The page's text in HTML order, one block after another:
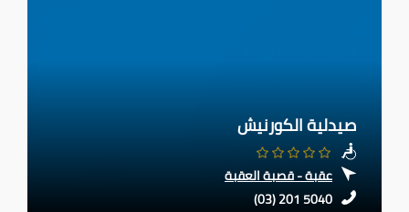
صيدلية الكورنيش
عقبة - قصبة العقبة
(03) 201 5040